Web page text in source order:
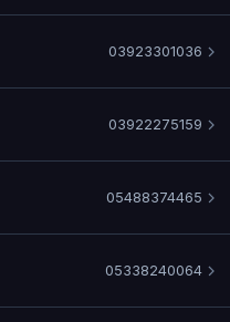
03923301036
03922275159
05488374465
05338240064